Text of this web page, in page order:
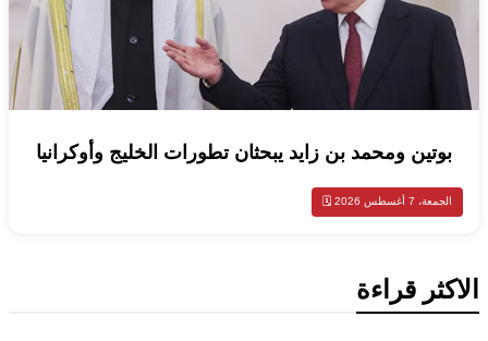
بوتين ومحمد بن زايد يبحثان تطورات الخليج وأوكرانيا
الجمعة، 7 أغسطس 2026 🗓️
الاكثر قراءة